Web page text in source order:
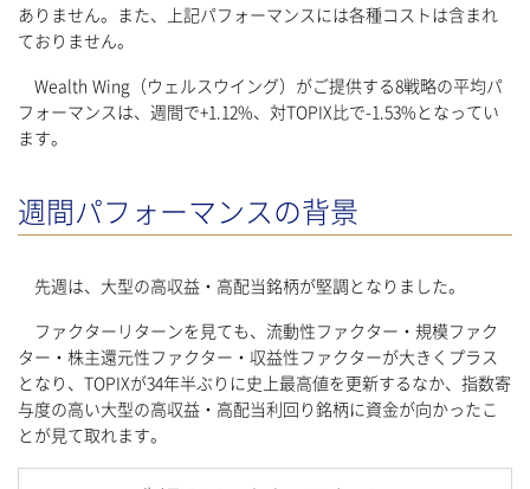
ありません。また、上記パフォーマンスには各種コストは含まれ
ておりません。
Wealth Wing（ウェルスウイング）がご提供する8戦略の平均パ
フォーマンスは、週間で+1.12%、対TOPIX比で-1.53%となってい
ます。
週間パフォーマンスの背景
先週は、大型の高収益・高配当銘柄が堅調となりました。
ファクターリターンを見ても、流動性ファクター・規模ファク
ター・株主還元性ファクター・収益性ファクターが大きくプラス
となり、TOPIXが34年半ぶりに史上最高値を更新するなか、指数寄
与度の高い大型の高収益・高配当利回り銘柄に資金が向かったこ
とが見て取れます。